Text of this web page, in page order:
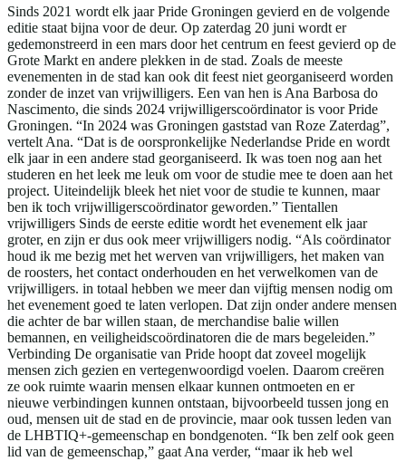
Sinds 2021 wordt elk jaar Pride Groningen gevierd en de volgende
editie staat bijna voor de deur. Op zaterdag 20 juni wordt er
gedemonstreerd in een mars door het centrum en feest gevierd op de
Grote Markt en andere plekken in de stad. Zoals de meeste
evenementen in de stad kan ook dit feest niet georganiseerd worden
zonder de inzet van vrijwilligers. Een van hen is Ana Barbosa do
Nascimento, die sinds 2024 vrijwilligerscoördinator is voor Pride
Groningen. “In 2024 was Groningen gaststad van Roze Zaterdag”,
vertelt Ana. “Dat is de oorspronkelijke Nederlandse Pride en wordt
elk jaar in een andere stad georganiseerd. Ik was toen nog aan het
studeren en het leek me leuk om voor de studie mee te doen aan het
project. Uiteindelijk bleek het niet voor de studie te kunnen, maar
ben ik toch vrijwilligerscoördinator geworden.” Tientallen
vrijwilligers Sinds de eerste editie wordt het evenement elk jaar
groter, en zijn er dus ook meer vrijwilligers nodig. “Als coördinator
houd ik me bezig met het werven van vrijwilligers, het maken van
de roosters, het contact onderhouden en het verwelkomen van de
vrijwilligers. in totaal hebben we meer dan vijftig mensen nodig om
het evenement goed te laten verlopen. Dat zijn onder andere mensen
die achter de bar willen staan, de merchandise balie willen
bemannen, en veiligheidscoördinatoren die de mars begeleiden.”
Verbinding De organisatie van Pride hoopt dat zoveel mogelijk
mensen zich gezien en vertegenwoordigd voelen. Daarom creëren
ze ook ruimte waarin mensen elkaar kunnen ontmoeten en er
nieuwe verbindingen kunnen ontstaan, bijvoorbeeld tussen jong en
oud, mensen uit de stad en de provincie, maar ook tussen leden van
de LHBTIQ+-gemeenschap en bondgenoten. “Ik ben zelf ook geen
lid van de gemeenschap,” gaat Ana verder, “maar ik heb wel